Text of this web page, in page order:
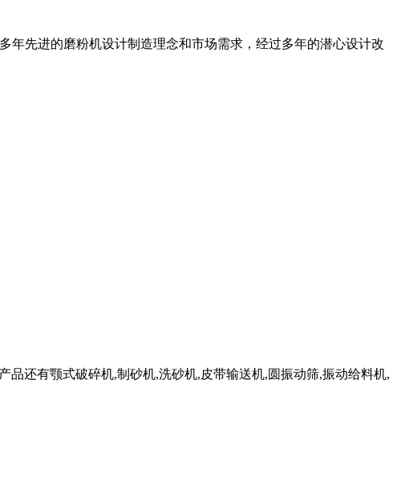
年先进的磨粉机设计制造理念和市场需求，经过多年的潜心设计改
还有颚式破碎机,制砂机,洗砂机,皮带输送机,圆振动筛,振动给料机,